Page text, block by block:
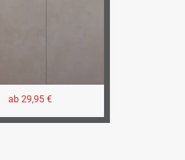
ab 29,95 €